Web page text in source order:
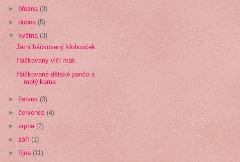
►
března(3)
►dubna(5)
▼
května(3)
Jarní háčkovaný klobouček
Háčkovaný vlčí mák
Háčkované dětské pončo s
motýlkama
►června(3)
►července(4)
►srpna(2)
►září(1)
►října(11)